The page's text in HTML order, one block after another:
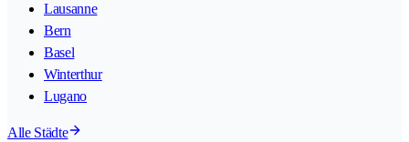
Lausanne
Bern
Basel
Winterthur
Lugano
Alle Städte